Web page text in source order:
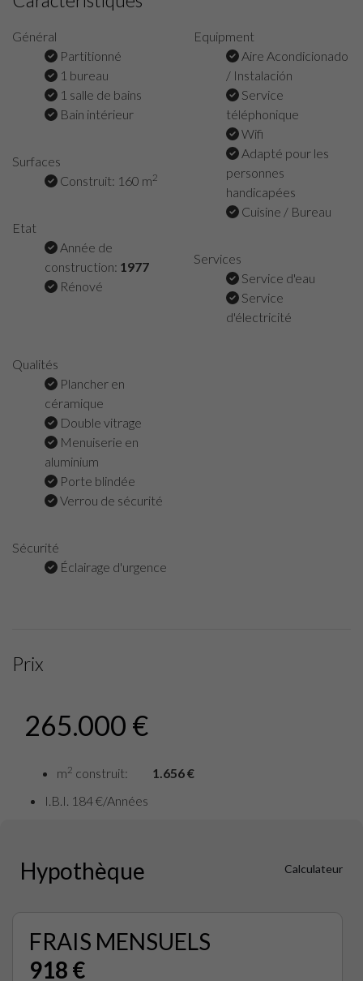
Général
Partitionné
1 bureau
1 salle de bains
Bain intérieur
Surfaces
Construit: 160 m2
Etat
Année de
construction: 1977
Rénové
Equipment
Aire Acondicionado
/ Instalación
Service
téléphonique
Wifi
Adapté pour les
personnes
handicapées
Cuisine / Bureau
Services
Service d'eau
Service
d'électricité
Qualités
Plancher en
céramique
Double vitrage
Menuiserie en
aluminium
Porte blindée
Verrou de sécurité
Sécurité
Éclairage d'urgence
Prix
265.000 €
m2 construit:
1.656 €
I.B.I. 184 €/Années
Hypothèque Calculateur
FRAIS MENSUELS
918 €